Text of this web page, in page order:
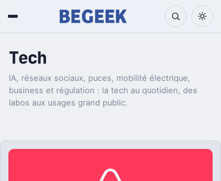
Tech
IA, réseaux sociaux, puces, mobilité électrique,
business et régulation : la tech au quotidien, des
labos aux usages grand public.